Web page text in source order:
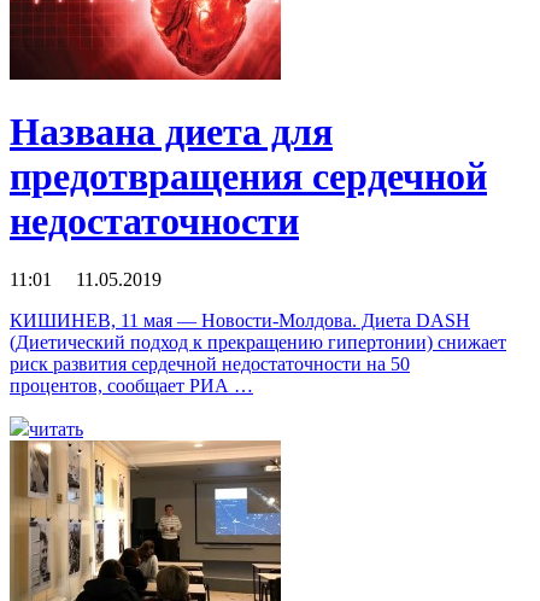
Названа диета для
предотвращения сердечной
недостаточности
11:01 11.05.2019
КИШИНЕВ, 11 мая — Новости-Молдова. Диета DASH
(Диетический подход к прекращению гипертонии) снижает
риск развития сердечной недостаточности на 50
процентов, сообщает РИА …
читать